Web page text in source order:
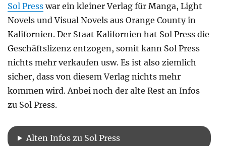
Sol Press war ein kleiner Verlag für Manga, Light
Novels und Visual Novels aus Orange County in
Kalifornien. Der Staat Kalifornien hat Sol Press die
Geschäftslizenz entzogen, somit kann Sol Press
nichts mehr verkaufen usw. Es ist also ziemlich
sicher, dass von diesem Verlag nichts mehr
kommen wird. Anbei noch der alte Rest an Infos
zu Sol Press.
Alten Infos zu Sol Press